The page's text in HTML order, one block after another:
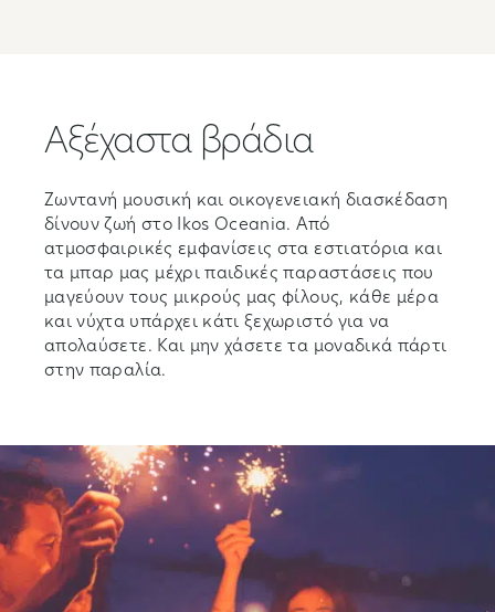
Αξέχαστα βράδια
Ζωντανή μουσική και οικογενειακή διασκέδαση
δίνουν ζωή στο Ikos Oceania. Από
ατμοσφαιρικές εμφανίσεις στα εστιατόρια και
τα μπαρ μας μέχρι παιδικές παραστάσεις που
μαγεύουν τους μικρούς μας φίλους, κάθε μέρα
και νύχτα υπάρχει κάτι ξεχωριστό για να
απολαύσετε. Και μην χάσετε τα μοναδικά πάρτι
στην παραλία.